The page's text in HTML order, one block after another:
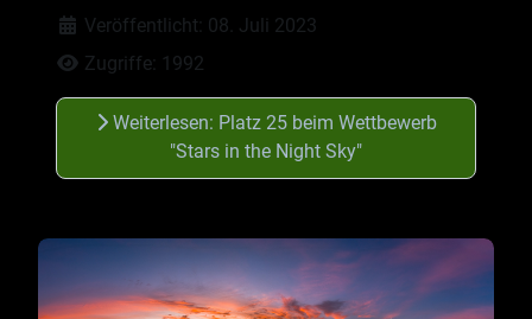
Veröffentlicht: 08. Juli 2023
Zugriffe: 1992
Weiterlesen: Platz 25 beim Wettbewerb
"Stars in the Night Sky"